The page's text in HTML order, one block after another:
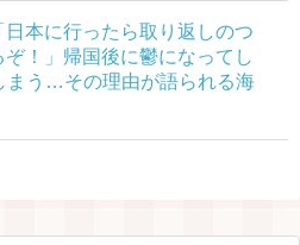
日本に行ったら取り返しのつ
！」帰国後に鬱になってし
まう…その理由が語られる海